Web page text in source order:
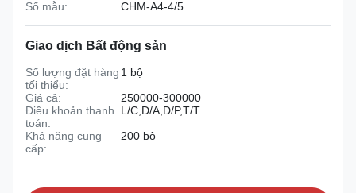
Số mẫu:
CHM-A4-4/5
Giao dịch Bất động sản
Số lượng đặt hàng
tối thiểu:
1 bộ
Giá cả:
250000-300000
Điều khoản thanh
toán:
L/C,D/A,D/P,T/T
Khả năng cung
cấp:
200 bộ